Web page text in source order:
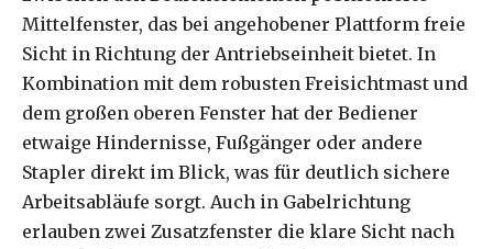
Mittelfenster, das bei angehobener Plattform freie
Sicht in Richtung der Antriebseinheit bietet. In
Kombination mit dem robusten Freisichtmast und
dem großen oberen Fenster hat der Bediener
etwaige Hindernisse, Fußgänger oder andere
Stapler direkt im Blick, was für deutlich sichere
Arbeitsabläufe sorgt. Auch in Gabelrichtung
erlauben zwei Zusatzfenster die klare Sicht nach